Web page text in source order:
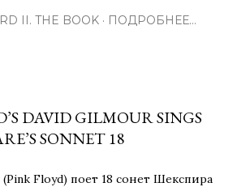
II. THE BOOK ПОДРОБНЕЕ…
DAVID GILMOUR SINGS
SONNET 18
Floyd) поет 18 сонет Шекспира